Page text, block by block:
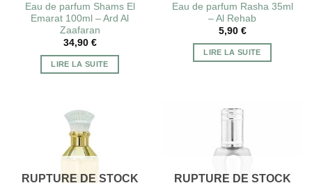
Eau de parfum Shams El
Emarat 100ml – Ard Al
Zaafaran
34,90 €
LIRE LA SUITE
Eau de parfum Rasha 35ml
– Al Rehab
5,90 €
LIRE LA SUITE
RUPTURE DE STOCK RUPTURE DE STOCK